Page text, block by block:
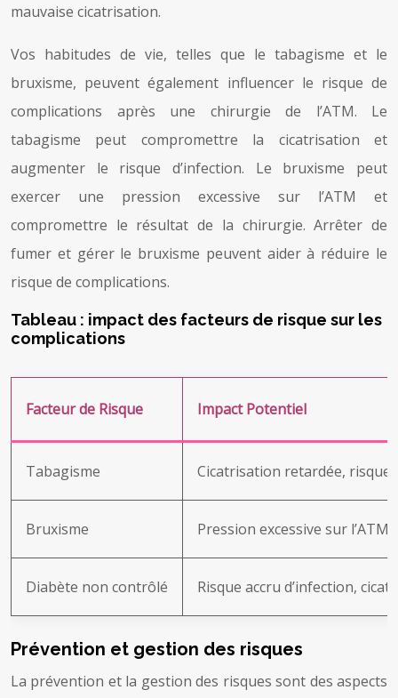
mauvaise cicatrisation.
Vos habitudes de vie, telles que le tabagisme et le
bruxisme, peuvent également influencer le risque de
complications après une chirurgie de l’ATM. Le
tabagisme peut compromettre la cicatrisation et
augmenter le risque d’infection. Le bruxisme peut
exercer une pression excessive sur l’ATM et
compromettre le résultat de la chirurgie. Arrêter de
fumer et gérer le bruxisme peuvent aider à réduire le
risque de complications.
Tableau : impact des facteurs de risque sur les
complications
Facteur de Risque Impact Potentiel
Tabagisme Cicatrisation retardée, risque
Bruxisme Pression excessive sur
Diabète non contrôlé Risque accru d’infection,
Prévention et gestion des risques
La prévention et la gestion des risques sont des aspects